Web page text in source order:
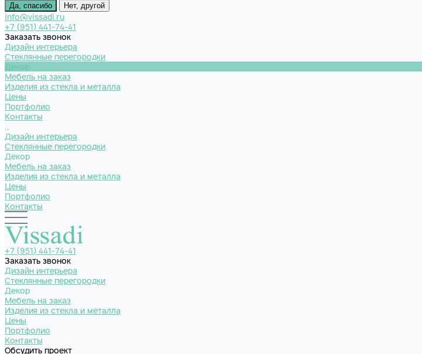
Да, спасибо Нет, другой
info@vissadi.ru
+7 (951) 441-74-41
Заказать звонок
Дизайн интерьера
Стеклянные перегородки
Декор
Мебель на заказ
Изделия из стекла и металла
Цены
Портфолио
Контакты
...
Дизайн интерьера
Стеклянные перегородки
Декор
Мебель на заказ
Изделия из стекла и металла
Цены
Портфолио
Контакты
+7 (951) 441-74-41
Заказать звонок
Дизайн интерьера
Стеклянные перегородки
Декор
Мебель на заказ
Изделия из стекла и металла
Цены
Портфолио
Контакты
Обсудить проект